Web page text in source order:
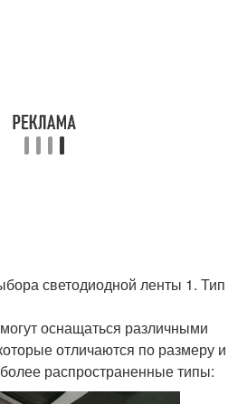
светодиодной ленты 1. Тип
оснащаться различными
отличаются по размеру и
распространенные типы: